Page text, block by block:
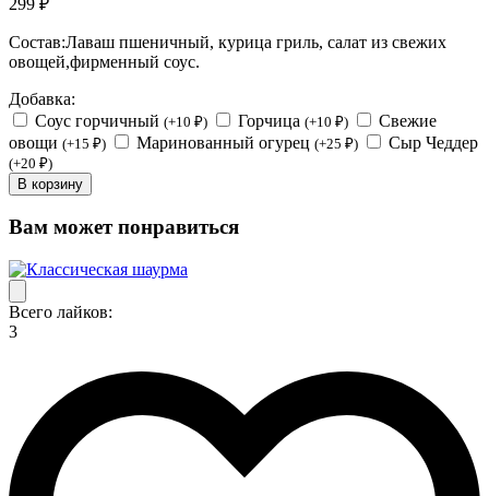
Состав:Лаваш пшеничный, курица гриль, салат из свежих
овощей,фирменный соус.
Добавка:
Соус горчичный (+10 ₽) Горчица (+10 ₽)
Свежие
овощи (+15 ₽) Маринованный огурец (+25 ₽) Сыр Чеддер
(+20 ₽)
В корзину
Вам может понравиться
Всего лайков:
3